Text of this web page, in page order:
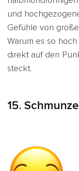
und
Gefühle von
Warum es so
direkt auf den
steckt.
15.